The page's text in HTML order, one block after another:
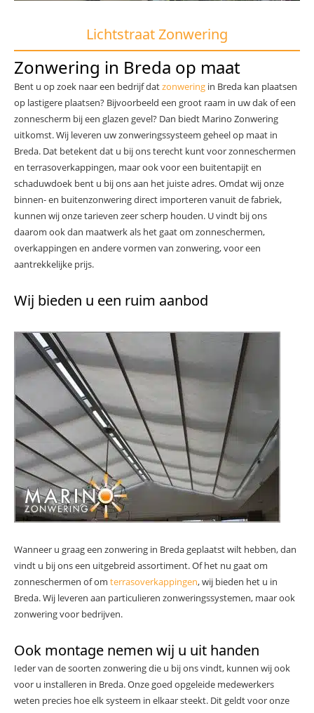
Lichtstraat Zonwering
Zonwering in Breda op maat
Bent u op zoek naar een bedrijf datzonwering in Breda kan plaatsen
op lastigere plaatsen? Bijvoorbeeld een groot raam in uw dak of een
zonnescherm bij een glazen gevel? Dan biedt Marino Zonwering
uitkomst. Wij leveren uw zonweringssysteem geheel op maat in
Breda. Dat betekent dat u bij ons terecht kunt voor zonneschermen
en terrasoverkappingen, maar ook voor een buitentapijt en
schaduwdoek bent u bij ons aan het juiste adres. Omdat wij onze
binnen- en buitenzonwering direct importeren vanuit de fabriek,
kunnen wij onze tarieven zeer scherp houden. U vindt bij ons
daarom ook dan maatwerk als het gaat om zonneschermen,
overkappingen en andere vormen van zonwering, voor een
aantrekkelijke prijs.
Wij bieden u een ruim aanbod
Wanneer u graag een zonwering in Breda geplaatst wilt hebben, dan
vindt u bij ons een uitgebreid assortiment. Of het nu gaat om
zonneschermen of om terrasoverkappingen, wij bieden het u in
Breda. Wij leveren aan particulieren zonweringssystemen, maar ook
zonwering voor bedrijven.
Ook montage nemen wij u uit handen
Ieder van de soorten zonwering die u bij ons vindt, kunnen wij ook
voor u installeren in Breda. Onze goed opgeleide medewerkers
weten precies hoe elk systeem in elkaar steekt. Dit geldt voor onze